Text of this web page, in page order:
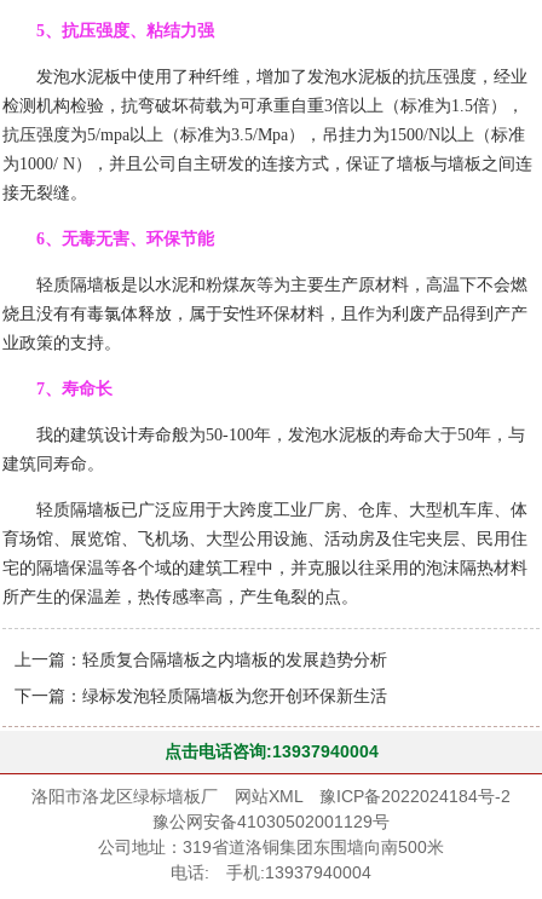
5、抗压强度、粘结力强
发泡水泥板中使用了种纤维，增加了发泡水泥板的抗压强度，经业
检测机构检验，抗弯破坏荷载为可承重自重3倍以上（标准为1.5倍），
抗压强度为5/mpa以上（标准为3.5/Mpa），吊挂力为1500/N以上（标准
为1000/ N），并且公司自主研发的连接方式，保证了墙板与墙板之间连
接无裂缝。
6、无毒无害、环保节能
轻质隔墙板是以水泥和粉煤灰等为主要生产原材料，高温下不会燃
烧且没有有毒氯体释放，属于安性环保材料，且作为利废产品得到产产
业政策的支持。
7、寿命长
我的建筑设计寿命般为50-100年，发泡水泥板的寿命大于50年，与
建筑同寿命。
轻质隔墙板已广泛应用于大跨度工业厂房、仓库、大型机车库、体
育场馆、展览馆、飞机场、大型公用设施、活动房及住宅夹层、民用住
宅的隔墙保温等各个域的建筑工程中，并克服以往采用的泡沫隔热材料
所产生的保温差，热传感率高，产生龟裂的点。
上一篇：轻质复合隔墙板之内墙板的发展趋势分析
下一篇：绿标发泡轻质隔墙板为您开创环保新生活
点击电话咨询:13937940004
洛阳市洛龙区绿标墙板厂 网站XML
豫ICP备2022024184号-2
豫公网安备41030502001129号
公司地址：319省道洛铜集团东围墙向南500米
电话: 手机:13937940004